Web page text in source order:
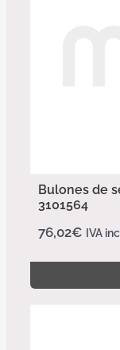
Bulones de
3101564
76,02€ IVA